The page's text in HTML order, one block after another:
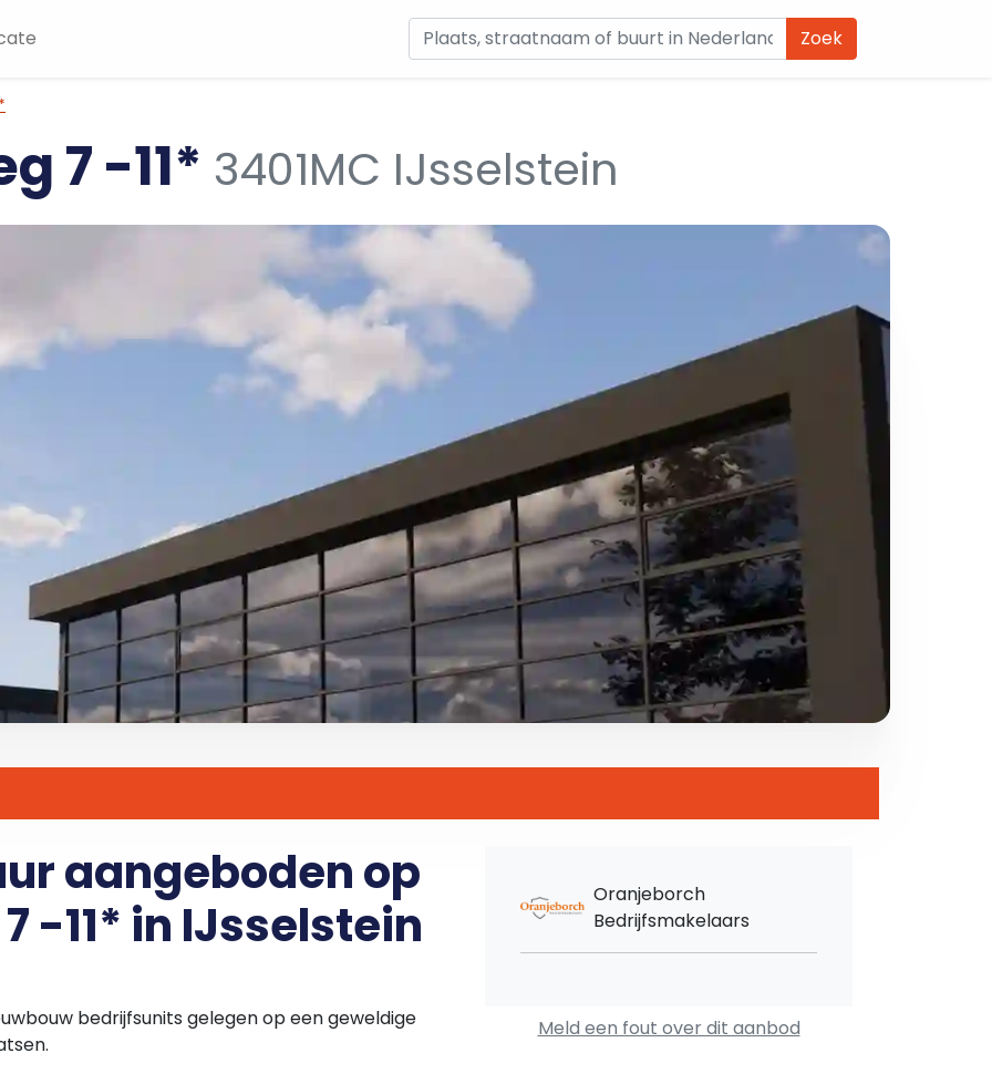
Zoek
7 -11* 3401MC IJsselstein
aangeboden op
-11* in IJsselstein
bedrijfsunits gelegen op een geweldige
Oranjeborch
Bedrijfsmakelaars
Meld een fout over dit aanbod